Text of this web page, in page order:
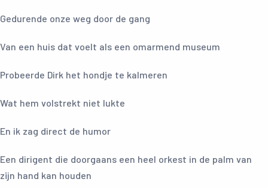
Gedurende onze weg door de gang
Van een huis dat voelt als een omarmend museum
Probeerde Dirk het hondje te kalmeren
Wat hem volstrekt niet lukte
En ik zag direct de humor
Een dirigent die doorgaans een heel orkest in de palm van
zijn hand kan houden